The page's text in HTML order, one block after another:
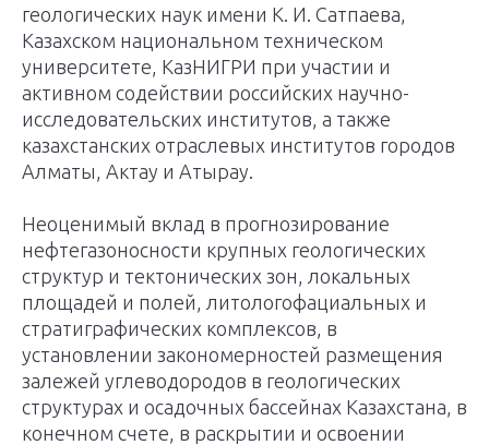
геологических наук имени К. И. Сатпаева,
Казахском национальном техническом
университете, КазНИГРИ при участии и
активном содействии российских научно-
исследовательских институтов, а также
казахстан­ских отраслевых институтов городов
Алматы, Актау и Атырау.
Неоценимый вклад в прогнозирование
нефтегазоносности крупных геологических
структур и тектонических зон, локальных
площадей и полей, литологофациальных и
стратиграфических комплексов, в
установлении закономерностей размещения
залежей углеводородов в геологических
структурах и осадочных бассейнах Казах­стана, в
конечном счете, в раскрытии и освоении